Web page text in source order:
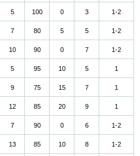
5 100 0 3 1-2
7 80 5 5 1-2
10 90 0 7 1-2
5 95 10 5 1
9 75 15 7 1
12 85 20 9 1
7 90 0 6 1-2
13 85 10 8 1-2